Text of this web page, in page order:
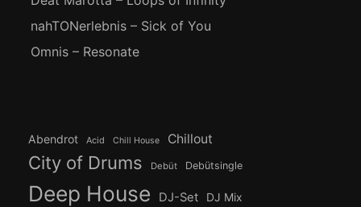
nahTONerlebnis – Sick of You
Omnis – Resonate
Abendrot Acid Chill House Chillout
City of Drums Debüt Debütsingle
Deep House DJ-Set DJ Mix